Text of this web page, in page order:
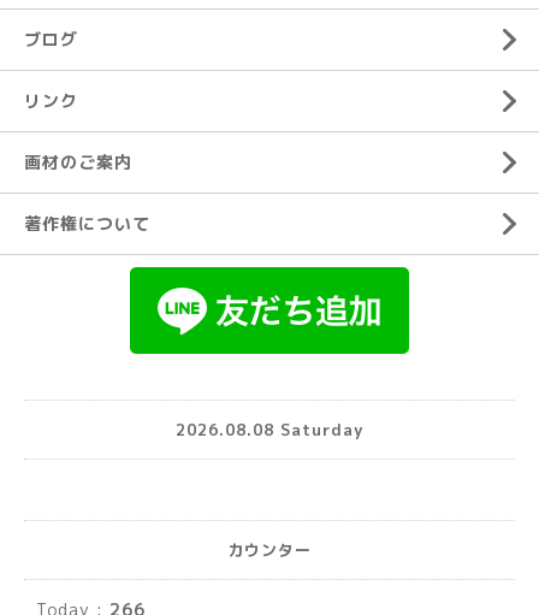
ブログ
リンク
画材のご案内
著作権について
2026.08.08 Saturday
カウンター
Today : 266